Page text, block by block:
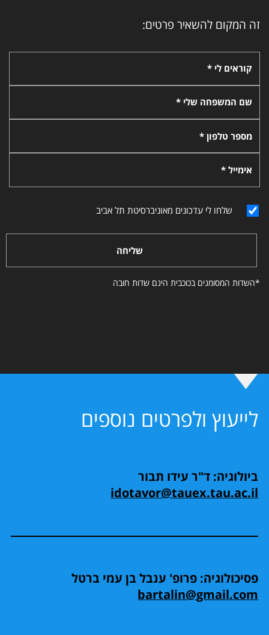
זה המקום להשאיר פרטים:
קוראים לי *
שם המשפחה שלי *
מספר טלפון *
אימייל *
שלחו לי עדכונים מאוניברסיטת תל אביב
שליחה
*השדות המסומנים בכוכבית הינם שדות חובה
לייעוץ ולפרטים נוספים
ביולוגיה: ד"ר עידו תבור
idotavor@tauex.tau.ac.il
פסיכולוגיה: פרופ' ענבל בן עמי ברטל
bartalin@gmail.com